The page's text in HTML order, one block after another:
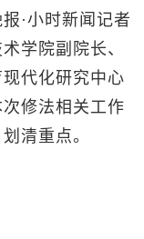
·小时新闻记者
学院副院长、
代化研究中心
修法相关工作
清重点。